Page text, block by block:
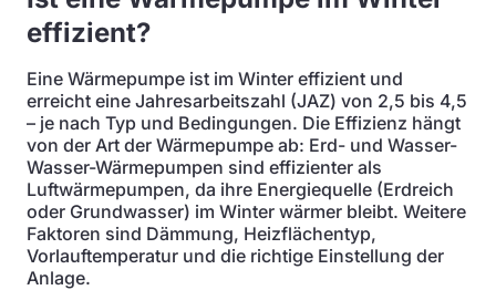
effizient?
Eine Wärmepumpe ist im Winter effizient und
erreicht eine Jahresarbeitszahl (JAZ) von 2,5 bis 4,5
– je nach Typ und Bedingungen. Die Effizienz hängt
von der Art der Wärmepumpe ab: Erd- und Wasser-
Wasser-Wärmepumpen sind effizienter als
Luftwärmepumpen, da ihre Energiequelle (Erdreich
oder Grundwasser) im Winter wärmer bleibt. Weitere
Faktoren sind Dämmung, Heizflächentyp,
Vorlauftemperatur und die richtige Einstellung der
Anlage.